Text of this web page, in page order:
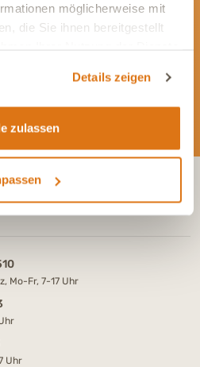
möglicherweise mit
die Sie ihnen bereitgestellt
Details zeigen
zulassen
und vernetze Dich mit uns auf
bieten Dir aktuelle News und
Mo-Fr, 7-17 Uhr
Uhr